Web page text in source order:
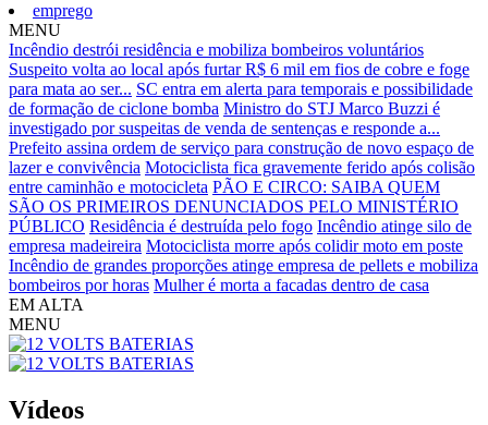
emprego
MENU
Incêndio destrói residência e mobiliza bombeiros voluntários
Suspeito volta ao local após furtar R$ 6 mil em fios de cobre e foge
para mata ao ser... SC entra em alerta para temporais e possibilidade
de formação de ciclone bomba Ministro do STJ Marco Buzzi é
investigado por suspeitas de venda de sentenças e responde a...
Prefeito assina ordem de serviço para construção de novo espaço de
lazer e convivência Motociclista fica gravemente ferido após colisão
entre caminhão e motocicleta PÃO E CIRCO: SAIBA QUEM
SÃO OS PRIMEIROS DENUNCIADOS PELO MINISTÉRIO
PÚBLICO Residência é destruída pelo fogo Incêndio atinge silo de
empresa madeireira Motociclista morre após colidir moto em poste
Incêndio de grandes proporções atinge empresa de pellets e mobiliza
bombeiros por horas Mulher é morta a facadas dentro de casa
EM ALTA
MENU
Vídeos